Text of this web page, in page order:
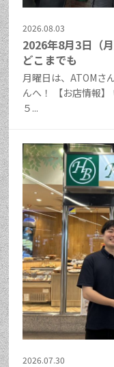
2026.08.03
2026年8月3日（
どこまでも
月曜日は、ATOMさ
んへ！ 【お店情報
５...
2026.07.30